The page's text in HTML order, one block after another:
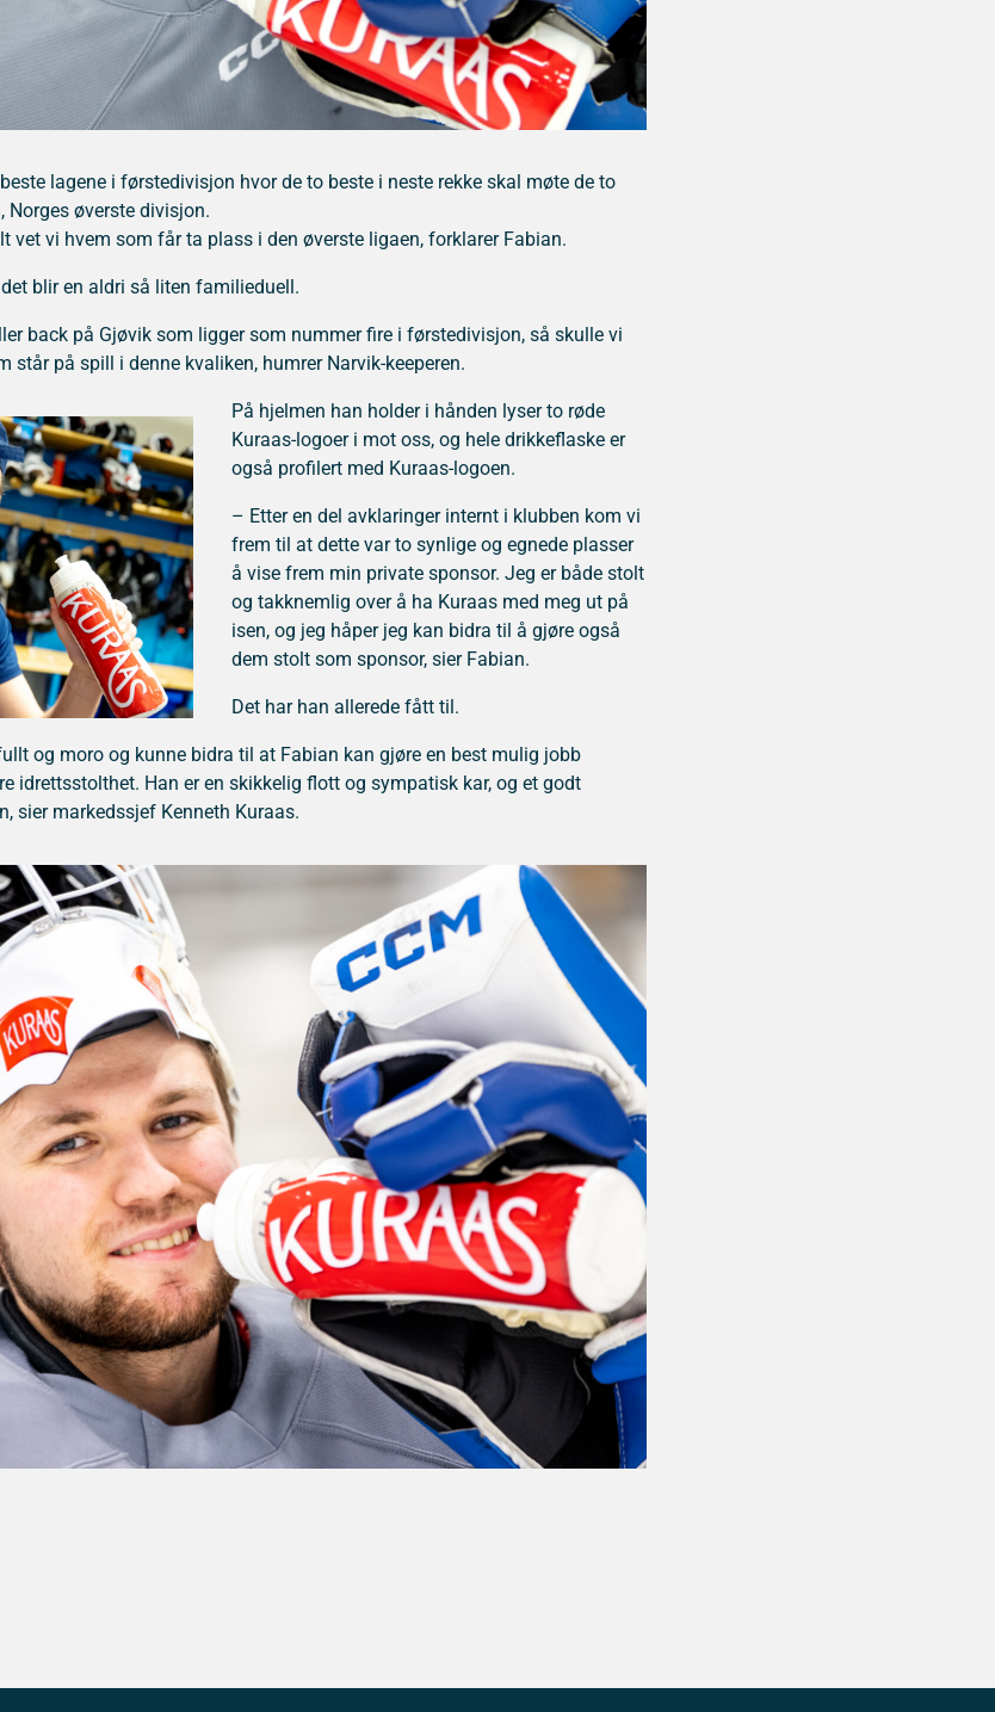
lagene i førstedivisjon hvor de to beste i neste rekke skal møte de to
Norges øverste divisjon.
vet vi hvem som får ta plass i den øverste ligaen, forklarer Fabian.
blir en aldri så liten familieduell.
back på Gjøvik som ligger som nummer fire i førstedivisjon, så skulle vi
på spill i denne kvaliken, humrer Narvik-keeperen.
På hjelmen han holder i hånden lyser to røde
Kuraas-logoer i mot oss, og hele drikkeflaske er
også profilert med Kuraas-logoen.
– Etter en del avklaringer internt i klubben kom vi
frem til at dette var to synlige og egnede plasser
å vise frem min private sponsor. Jeg er både stolt
og takknemlig over å ha Kuraas med meg ut på
isen, og jeg håper jeg kan bidra til å gjøre også
dem stolt som sponsor, sier Fabian.
Det har han allerede fått til.
og moro og kunne bidra til at Fabian kan gjøre en best mulig jobb
idrettsstolthet. Han er en skikkelig flott og sympatisk kar, og et godt
sier markedssjef Kenneth Kuraas.